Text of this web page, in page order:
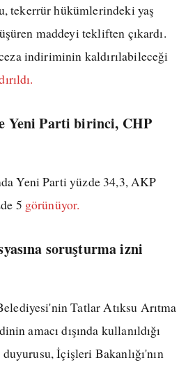
tekerrür hükümlerindeki yaş
maddeyi tekliften çıkardı.
indiriminin kaldırılabileceği
Yeni Parti birinci, CHP
Yeni Parti yüzde 34,3, AKP
5 görünüyor.
soruşturma izni
Tatlar Atıksu Arıtma
amacı dışında kullanıldığı
duyurusu, İçişleri Bakanlığı'nın